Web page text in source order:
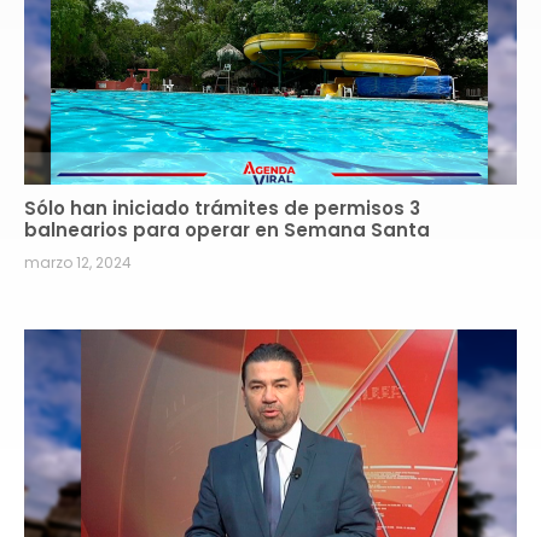
Sólo han iniciado trámites de permisos 3
balnearios para operar en Semana Santa
marzo 12, 2024